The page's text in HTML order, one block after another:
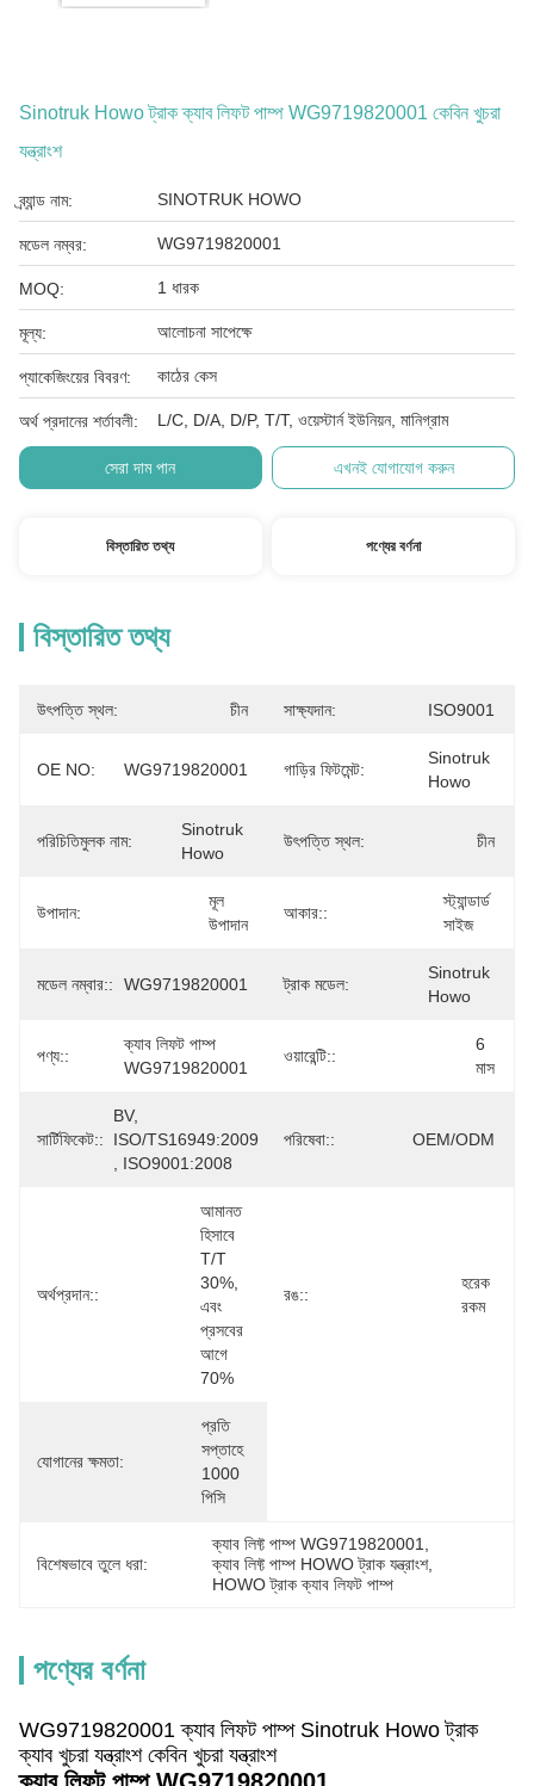
Sinotruk Howo ট্রাক ক্যাব লিফট পাম্প WG9719820001 কেবিন খুচরা
যন্ত্রাংশ
ব্র্যান্ড নাম: SINOTRUK HOWO
মডেল নম্বর: WG9719820001
MOQ: 1 ধারক
মূল্য: আলোচনা সাপেক্ষে
প্যাকেজিংয়ের বিবরণ: কাঠের কেস
অর্থ প্রদানের শর্তাবলী: L/C, D/A, D/P, T/T, ওয়েস্টার্ন ইউনিয়ন, মানিগ্রাম
সেরা দাম পান এখনই যোগাযোগ করুন
বিস্তারিত তথ্য পণ্যের বর্ণনা
বিস্তারিত তথ্য
উৎপত্তি স্থল: চীন সাক্ষ্যদান: ISO9001
OE NO: WG9719820001 গাড়ির ফিটমেন্ট:
Sinotruk
Howo
পরিচিতিমুলক নাম:
Sinotruk
Howo
উৎপত্তি স্থল: চীন
উপাদান:
মূল
উপাদান
আকার::
স্ট্যান্ডার্ড
সাইজ
মডেল নম্বার:: WG9719820001 ট্রাক মডেল:
Sinotruk
Howo
পণ্য::
ক্যাব লিফট পাম্প
WG9719820001
ওয়ারেন্টি::
6
মাস
সার্টিফিকেট::
BV,
ISO/TS16949:2009
, ISO9001:2008
পরিষেবা:: OEM/ODM
অর্থপ্রদান::
আমানত
হিসাবে
T/T
30%,
এবং
প্রসবের
আগে
70%
রঙ::
হরেক
রকম
যোগানের ক্ষমতা:
প্রতি
সপ্তাহে
1000
পিসি
বিশেষভাবে তুলে ধরা:
ক্যাব লিফ্ট পাম্প WG9719820001
ক্যাব লিফ্ট পাম্প HOWO ট্রাক যন্ত্রাংশ,
HOWO ট্রাক ক্যাব লিফট পাম্প
পণ্যের বর্ণনা
WG9719820001 ক্যাব লিফট পাম্প Sinotruk Howo ট্রাক
ক্যাব খুচরা যন্ত্রাংশ কেবিন খুচরা যন্ত্রাংশ